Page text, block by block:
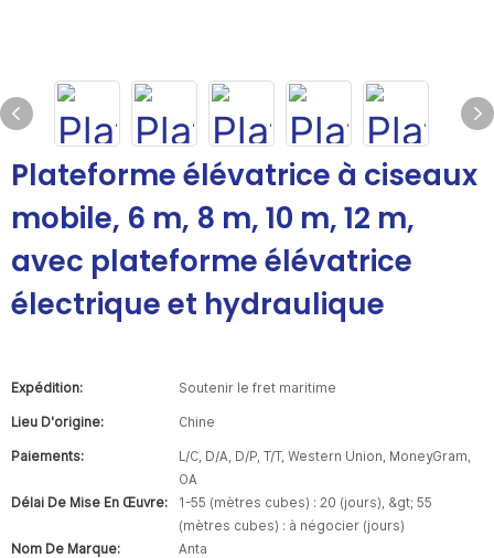
Plateforme élévatrice à ciseaux
mobile, 6 m, 8 m, 10 m, 12 m,
avec plateforme élévatrice
électrique et hydraulique
Expédition: Soutenir le fret maritime
Lieu D'origine: Chine
Paiements:
L/C, D/A, D/P, T/T, Western Union, MoneyGram,
OA
Délai De Mise En Œuvre:
1-55 (mètres cubes) : 20 (jours), &gt; 55
(mètres cubes) : à négocier (jours)
Nom De Marque:
Anta